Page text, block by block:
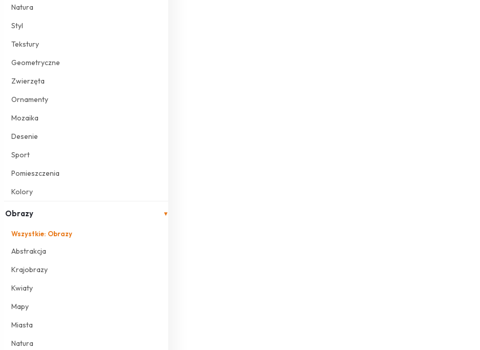
Natura
Styl
Tekstury
Geometryczne
Zwierzęta
Ornamenty
Mozaika
Desenie
Sport
Pomieszczenia
Kolory
Obrazy ▾
Wszystkie: Obrazy
Abstrakcja
Krajobrazy
Kwiaty
Mapy
Miasta
Natura